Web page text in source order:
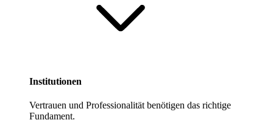
Institutionen
Vertrauen und Professionalität benötigen das richtige
Fundament.